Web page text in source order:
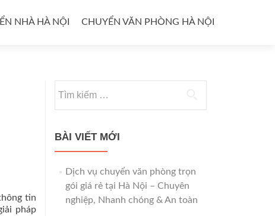
NHÀ HÀ NỘI CHUYỂN VĂN PHÒNG HÀ NỘI
tin
pháp
kiếm
BÀI VIẾT MỚI
Dịch vụ chuyển văn phòng trọn
gói giá rẻ tại Hà Nội – Chuyên
nghiệp, Nhanh chóng & An toàn